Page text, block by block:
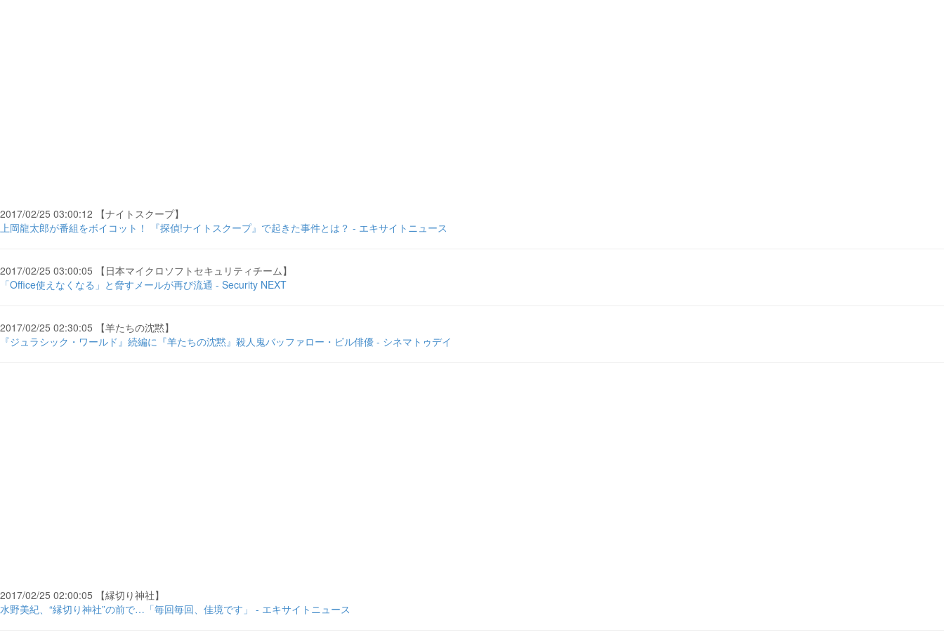
2017/02/25 03:00:12 【ナイトスクープ】
上岡龍太郎が番組をボイコット！ 『探偵!ナイトスクープ』で起きた事件とは？ - エキサイトニュース
2017/02/25 03:00:05 【日本マイクロソフトセキュリティチーム】
「Office使えなくなる」と脅すメールが再び流通 - Security NEXT
2017/02/25 02:30:05 【羊たちの沈黙】
『ジュラシック・ワールド』続編に『羊たちの沈黙』殺人鬼バッファロー・ビル俳優 - シネマトゥデイ
2017/02/25 02:00:05 【縁切り神社】
水野美紀、“縁切り神社”の前で…「毎回毎回、佳境です」 - エキサイトニュース